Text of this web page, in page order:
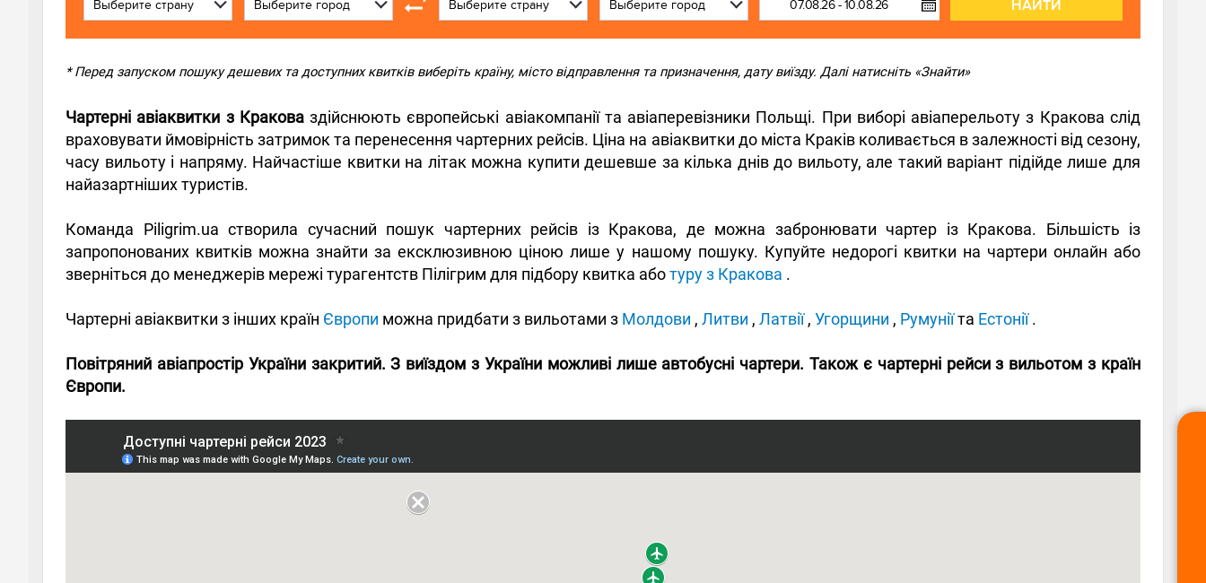
НАЙТИ
* Перед запуском пошуку дешевих та доступних квитків виберіть країну, місто відправлення та призначення, дату виїзду. Далі натисніть «Знайти»
Чартерні авіаквитки з Краковаздійснюють європейські авіакомпанії та авіаперевізники Польщі. При виборі авіаперельоту з Кракова слід
враховувати ймовірність затримок та перенесення чартерних рейсів. Ціна на авіаквитки до міста Краків коливається в залежності від сезону,
часу вильоту і напряму. Найчастіше квитки на літак можна купити дешевше за кілька днів до вильоту, але такий варіант підійде лише для
найазартніших туристів.
Команда Piligrim.ua створила сучасний пошук чартерних рейсів із Кракова, де можна забронювати чартер із Кракова. Більшість із
запропонованих квитків можна знайти за ексклюзивною ціною лише у нашому пошуку. Купуйте недорогі квитки на чартери онлайн або
зверніться до менеджерів мережі турагентств Пілігрим для підбору квитка аботуру з Кракова .
Чартерні авіаквитки з інших країн Європи можна придбати з вильотами з Молдови , Литви , Латвії, Угорщини , Румуніїта Естонії.
Повітряний авіапростір України закритий. З виїздом з України можливі лише автобусні чартери. Також є чартерні рейси з вильотом з країн
Європи.